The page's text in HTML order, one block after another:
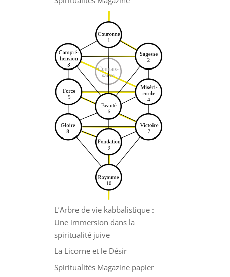
L’Arbre de vie kabbalistique :
Une immersion dans la
spiritualité juive
La Licorne et le Désir
Spiritualités Magazine papier